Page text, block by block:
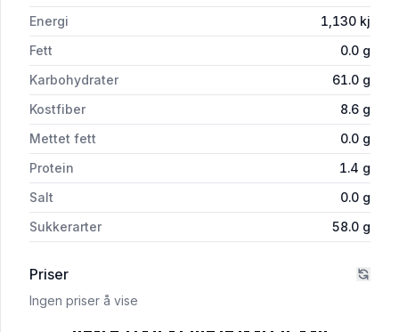
Energi
1,130 kj
Fett
0.0 g
Karbohydrater
61.0 g
Kostfiber
8.6 g
Mettet fett
0.0 g
Protein
1.4 g
Salt
0.0 g
Sukkerarter
58.0 g
Priser
Ingen priser å vise